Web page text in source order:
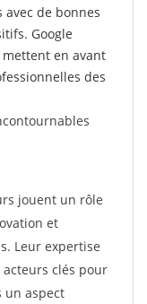
de bonnes
Google
en avant
des
jouent un rôle
et
Leur expertise
clés pour
un aspect